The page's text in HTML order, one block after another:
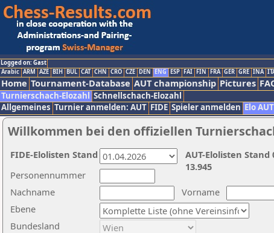
Logged on: Gast
Arabic ARM AZE BIH BUL CAT CHN CRO CZE DEN ENG ESP FAI FIN FRA GER GRE INA
Home Tournament-Database AUT championship Pictures
Turnierschach-Elozahl Schnellschach-Elozahl
Allgemeines Turnier anmelden: AUT FIDE Spieler anmelden Elo AUT
Willkommen bei den offiziellen
Nachname
Vorname
Ebene
Personennummer
Bundesland
AUT-Elolisten
13.945
FIDE-Elolisten Stand